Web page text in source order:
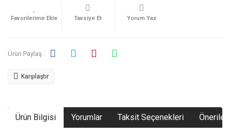
Tavsiye Et Yorum Yaz
Ürün Paylaş :
Karşılaştır
Ürün Bilgisi Yorumlar Taksit Seçenekleri